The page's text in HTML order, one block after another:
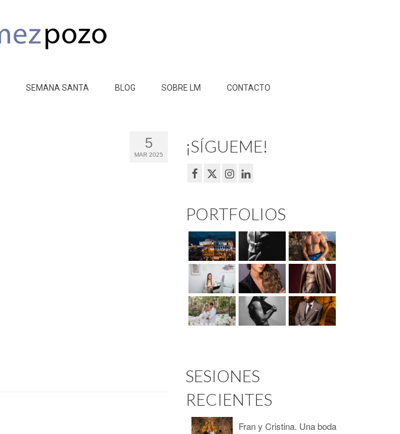
SEMANA SANTA BLOG SOBRE LM CONTACTO
5
MAR 2025 ¡SÍGUEME!
PORTFOLIOS
SESIONES
RECIENTES
Fran y Cristina. Una boda